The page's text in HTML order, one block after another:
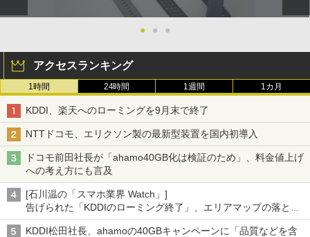
● ● ●
アクセスランキング
1時間 24時間 1週間 1カ月
KDDI、楽天へのローミングを9月末で終了
NTTドコモ、エリクソン製の最新型装置を国内初導入
ドコモ前田社長が「ahamo40GB化は検証のため」、料金値上げ
への考え方にも言及
[石川温の「スマホ業界 Watch」]
告げられた「KDDIのローミング終了」、エリアマップの落とし
穴と楽天モバイルの課題
KDDI松田社長、ahamoの40GBキャンペーンに「品質などを含